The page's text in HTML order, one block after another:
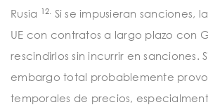
Rusia 12.
Si se impusieran sanciones,
UE con contratos a largo plazo con
rescindirlos sin incurrir en sanciones.
embargo total probablemente
temporales de precios,